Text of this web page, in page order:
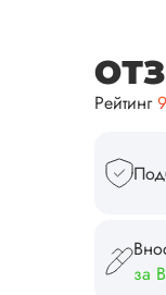
Рейтинг
за